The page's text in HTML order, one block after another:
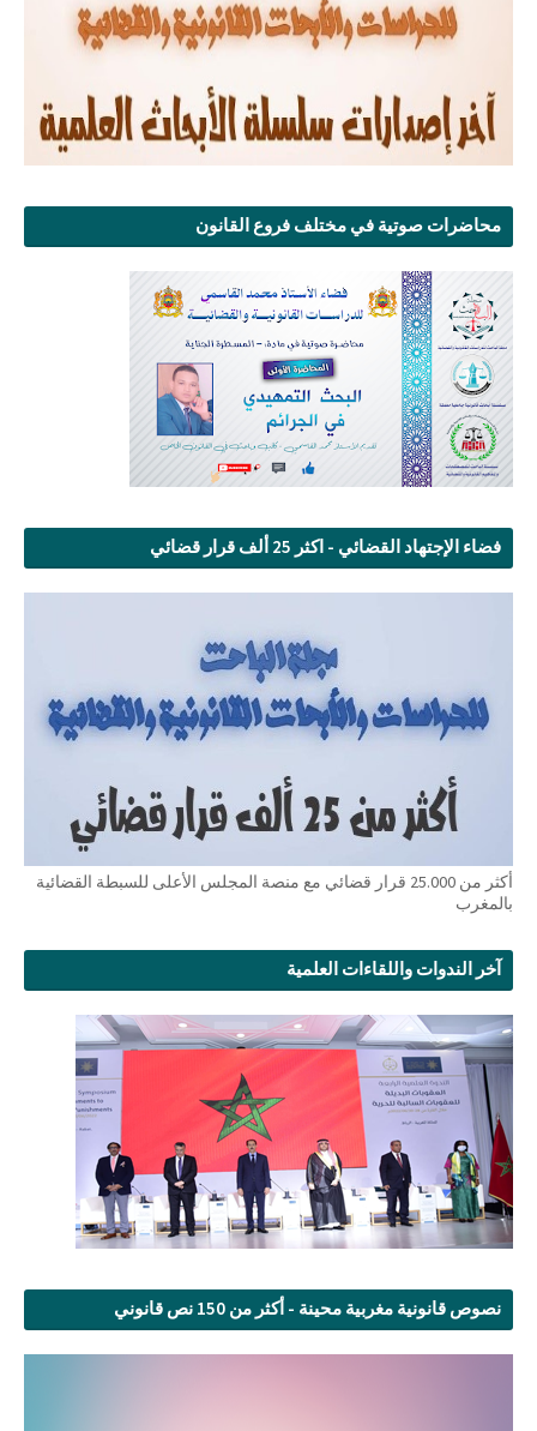
محاضرات صوتية في مختلف فروع القانون
فضاء الإجتهاد القضائي - اكثر 25 ألف قرار قضائي
أكثر من 25.000 قرار قضائي مع منصة المجلس الأعلى للسبطة القضائية
بالمغرب
آخر الندوات واللقاءات العلمية
نصوص قانونية مغربية محينة - أكثر من 150 نص قانوني